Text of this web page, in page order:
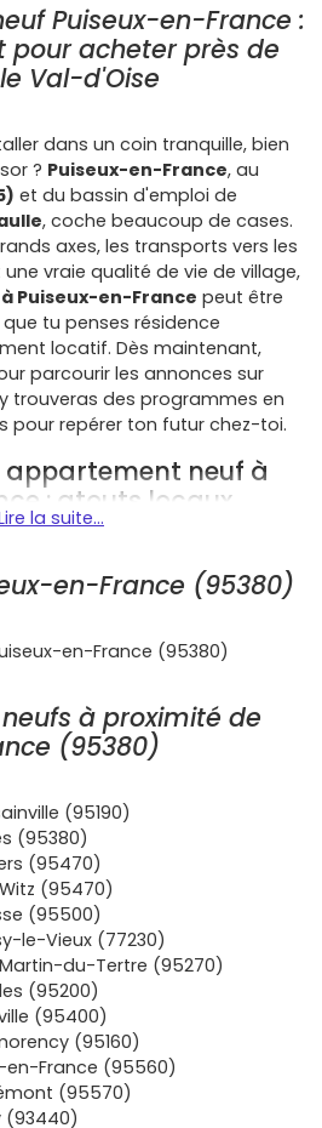
Puiseux-en-France :
pour acheter près de
Val-d'Oise
dans un coin tranquille, bien
? Puiseux-en-France, au
et du bassin d'emploi de
, coche beaucoup de cases.
axes, les transports vers les
une vraie qualité de vie de village,
Puiseux-en-France peut être
tu penses résidence
locatif. Dès maintenant,
parcourir les annonces sur
trouveras des programmes en
pour repérer ton futur chez-toi.
appartement neuf à
: atouts locaux,
de vie
Puiseux-en-France une
ton projet immobilier.
: Puiseux est à quelques
B, ce qui facilite les trajets
programmes
soutenue: entre les
Roissyet l'aéroport, le secteur
Résultat, les
vite preneur, et les
cherchant un environnement
pôles d'emploi.
de bourg, écoles,
espaces verts, tout en restant
commerciaux et aux bassins
profites de la tranquillité sans
logement neuf
la suite...
en-France (95380)
en-France (95380)
à proximité de
(95380)
(95190)
(95380)
(95470)
(95470)
(95500)
le-Vieux (77230)
du-Tertre (95270)
(95200)
(95400)
(95160)
France (95560)
(95570)
(93440)